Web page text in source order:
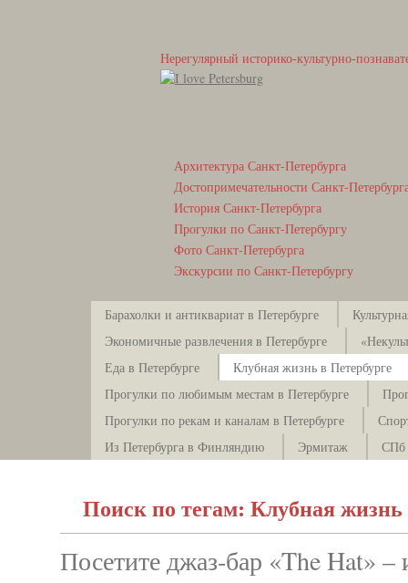
Нерегулярный историко-культурно-
Архитектура Санкт-Петербурга
Достопримечательности Санкт-
История Санкт-Петербурга
Прогулки по Санкт-Петербургу
Фото Санкт-Петербурга
Экскурсии по Санкт-Петербургу
Барахолки и антиквариат в Петербурге
Экономичные развлечения в Петербурге
Еда в Петербурге
Клубная жизнь в Петербурге
Прогулки по любимым местам в Петербурге
Прогулки по рекам и каналам в Петербурге
Из Петербурга в Финляндию
Эрмитаж СПб
Поиск по тегам: Клубная жизнь
Посетите джаз-бар «The Hat»